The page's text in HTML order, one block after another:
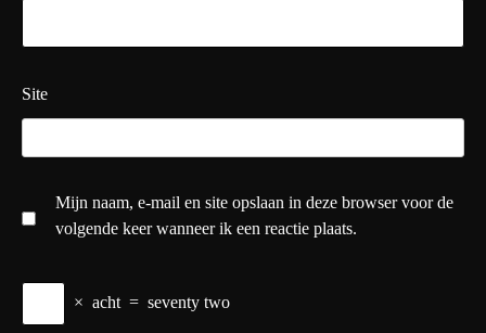
Site
Mijn naam, e-mail en site opslaan in deze browser voor de
volgende keer wanneer ik een reactie plaats.
× acht = seventy two